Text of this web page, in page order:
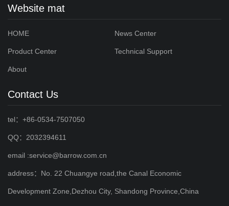
Website mat
HOME News Center
Product Center Technical Support
About
Contact Us
tel：+86-0534-7507050
QQ：2032394611
email :service@barrow.com.cn
address：No. 22 Chuangye road,the Canal Economic
Development Zone,Dezhou City, Shandong Province,China